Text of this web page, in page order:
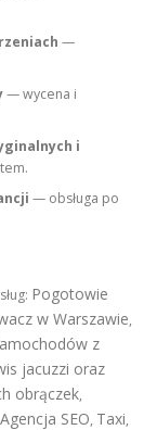
—
— wycena i
i
— obsługa po
Pogotowie
w Warszawie,
z
jacuzzi oraz
obrączek,
Agencja SEO, Taxi,